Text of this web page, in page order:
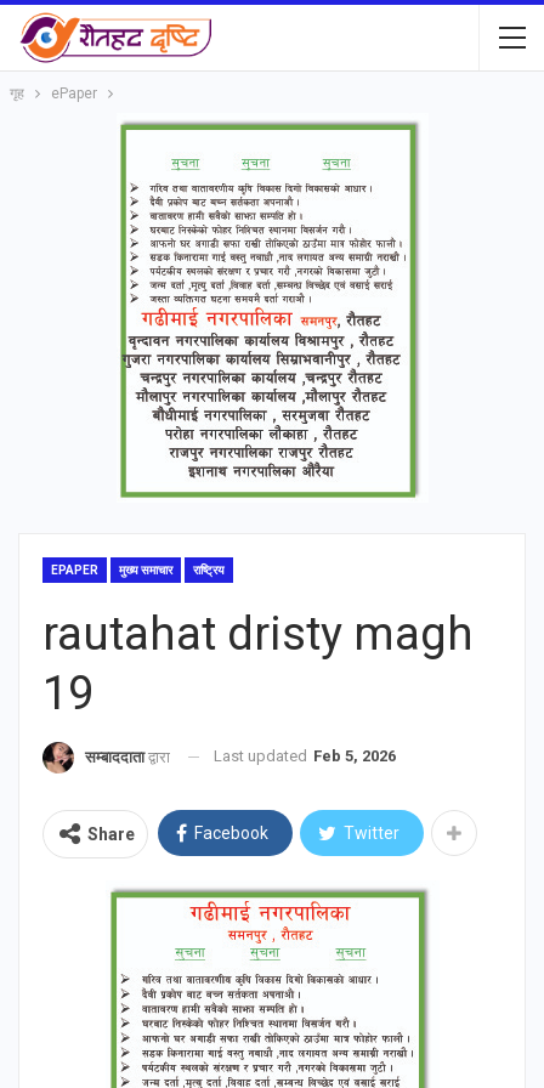
गृह ePaper
EPAPER मुख्य समाचार राष्ट्रिय
rautahat dristy magh
19
सम्बाददाताद्वारा Last updated Feb 5, 2026
Share Facebook Twitter